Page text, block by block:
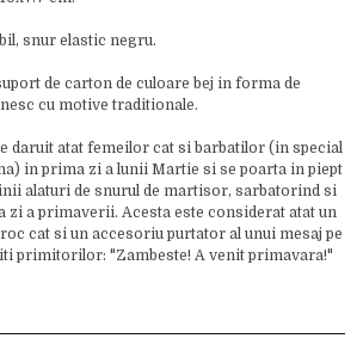
snur elastic negru.
de carton de culoare bej in forma de
cu motive traditionale.
daruit atat femeilor cat si barbatilor (in special
in prima zi a lunii Martie si se poarta in piept
alaturi de snurul de martisor, sarbatorind si
zi a primaverii. Acesta este considerat atat un
cat si un accesoriu purtator al unui mesaj pe
primitorilor: "Zambeste! A venit primavara!"